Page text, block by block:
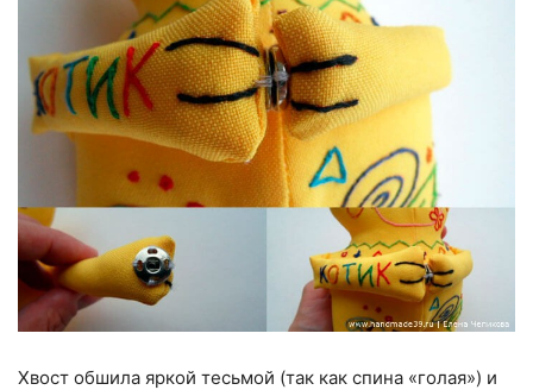
Хвост обшила яркой тесьмой (так как спина «голая») и